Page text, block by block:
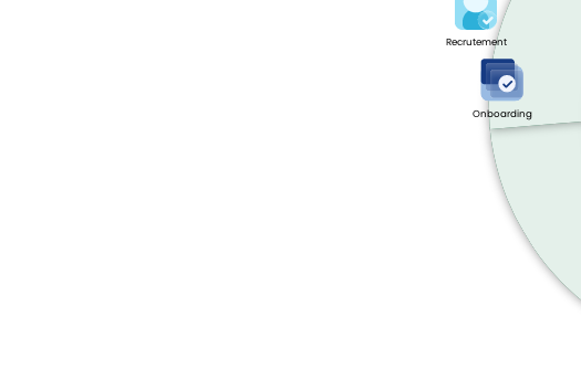
Onboarding
Recrutement